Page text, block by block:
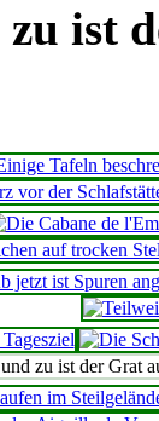
ist